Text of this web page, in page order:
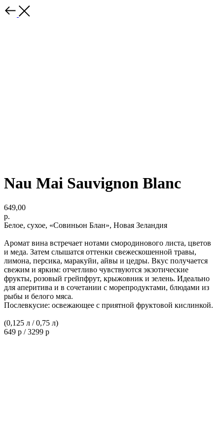
Nau Mai Sauvignon Blanc
649,00
р.
Белое, сухое, «Совиньон Блан», Новая Зеландия
Аромат вина встречает нотами смородинового листа, цветов
и меда. Затем слышатся оттенки свежескошенной травы,
лимона, персика, маракуйи, айвы и цедры. Вкус получается
свежим и ярким: отчетливо чувствуются экзотические
фрукты, розовый грейпфрут, крыжовник и зелень. Идеально
для аперитива и в сочетании с морепродуктами, блюдами из
рыбы и белого мяса.
Послевкусие: освежающее с приятной фруктовой кислинкой.
(0,125 л / 0,75 л)
649 р / 3299 р